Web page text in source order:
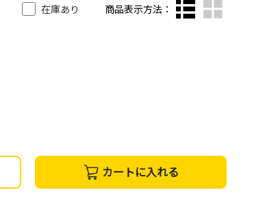
在庫あり 商品表示方法：
カートに入れる